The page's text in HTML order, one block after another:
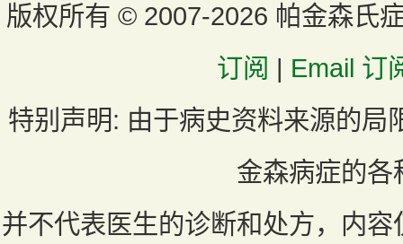
版权所有 © 2007-2026 帕金森氏
订阅 | Email 订
特别声明: 由于病史资料来源的局
金森病症的各
并不代表医生的诊断和处方，内